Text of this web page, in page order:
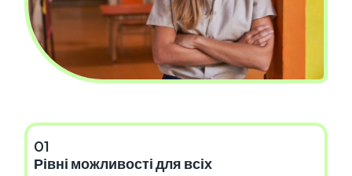
01
Рівні можливості для всіх